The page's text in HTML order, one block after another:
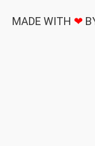
MADE WITH ❤